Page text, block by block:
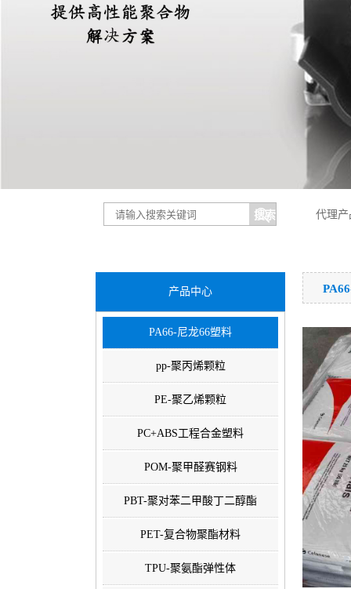
代理
产品中心
PA66-尼龙66塑料
pp-聚丙烯颗粒
PE-聚乙烯颗粒
PC+ABS工程合金塑料
POM-聚甲醛赛钢料
PBT-聚对苯二甲酸丁二醇酯
PET-复合物聚酯材料
TPU-聚氨酯弹性体